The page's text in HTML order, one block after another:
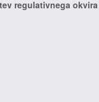
regulativnega